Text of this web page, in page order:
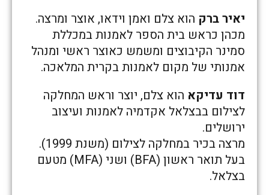
יאיר ברק הוא צלם ואמן וידאו, אוצר ומרצה.
מכהן כראש בית הספר לאמנות במכללת
סמינר הקיבוצים ומשמש כאוצר ראשי ומנהל
אמנותי של מקום לאמנות בקרית המלאכה.
דוד עדיקא הוא צלם, יוצר וראש המחלקה
לצילום בבצלאל אקדמיה לאמנות ועיצוב
ירושלים.
מרצה בכיר במחלקה לצילום (משנת 1999).
בעל תואר ראשון (BFA) ושני (MFA) מטעם
בצלאל.